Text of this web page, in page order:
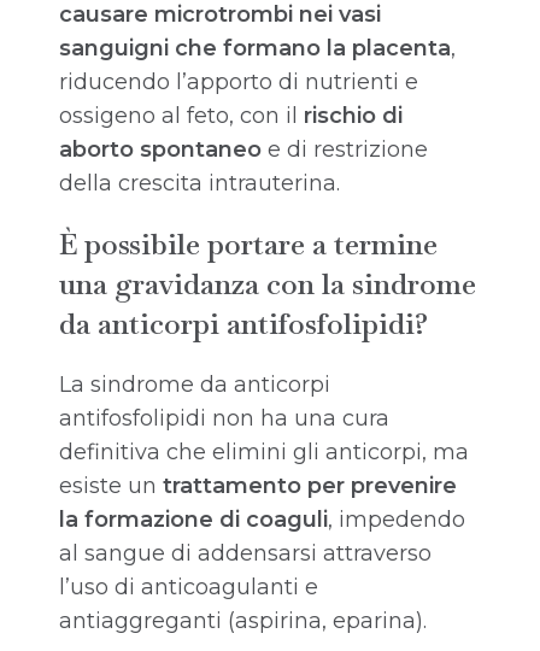
causare microtrombi nei vasi
sanguigni che formano la placenta,
riducendo l’apporto di nutrienti e
ossigeno al feto, con il rischio di
aborto spontaneo e di restrizione
della crescita intrauterina.
È possibile portare a termine
una gravidanza con la sindrome
da anticorpi antifosfolipidi?
La sindrome da anticorpi
antifosfolipidi non ha una cura
definitiva che elimini gli anticorpi, ma
esiste un trattamento per prevenire
la formazione di coaguli, impedendo
al sangue di addensarsi attraverso
l’uso di anticoagulanti e
antiaggreganti (aspirina, eparina).